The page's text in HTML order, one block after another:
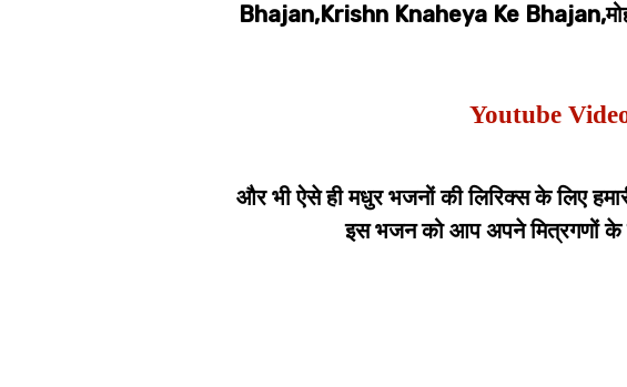
Bhajan,Krishn Knaheya Ke
Youtube
और भी ऐसे ही मधुर भजनों की लिरिक्स के लिए
इस भजन को आप अपने मित्रगणों के